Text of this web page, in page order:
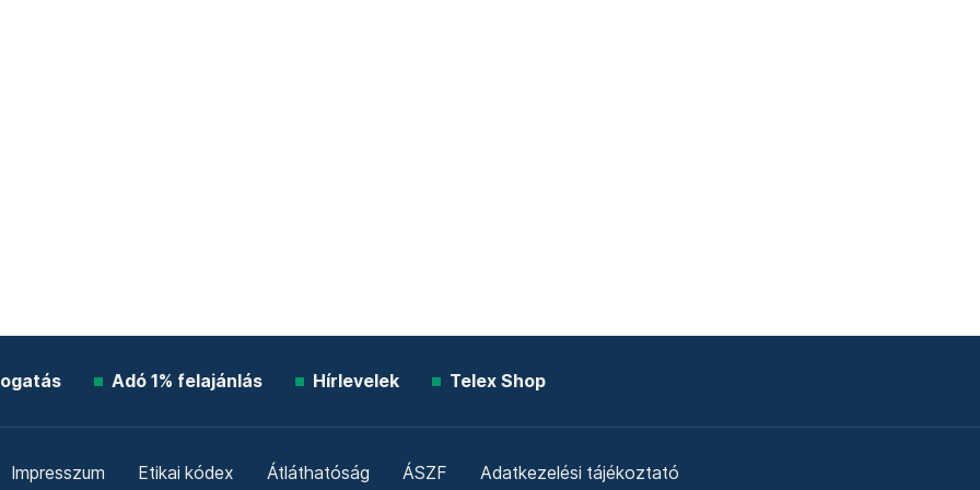
Adó 1% felajánlás Hírlevelek Telex Shop
Impresszum Etikai kódex Átláthatóság ÁSZF Adatkezelési tájékoztató